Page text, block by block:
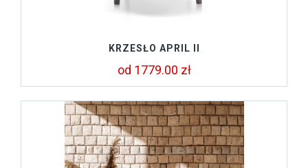
KRZESŁO APRIL II
od 1779.00 zł